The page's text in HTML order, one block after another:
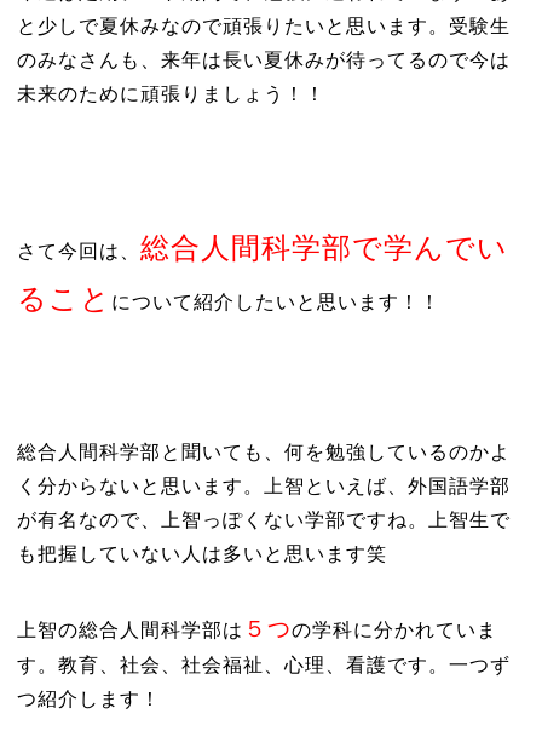
と少しで夏休みなので頑張りたいと思います。受験生
のみなさんも、来年は長い夏休みが待ってるので今は
未来のために頑張りましょう！！
さて今回は、 総合人間科学部で学んでい
ること について紹介したいと思います！！
総合人間科学部と聞いても、何を勉強しているのかよ
く分からないと思います。上智といえば、外国語学部
が有名なので、上智っぽくない学部ですね。上智生で
も把握していない人は多いと思います笑
上智の総合人間科学部は ５つの学科に分かれていま
す。教育、社会、社会福祉、心理、看護です。一つず
つ紹介します！